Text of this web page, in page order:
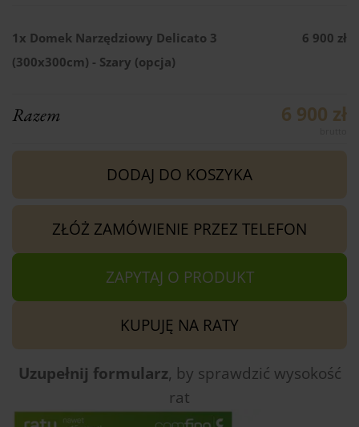
1x Domek Narzędziowy Delicato 3
(300x300cm) - Szary (opcja)
6 900 zł
Razem 6 900 zł
DODAJ DO KOSZYKA
ZŁÓŻ ZAMÓWIENIE PRZEZ TELEFON
ZAPYTAJ O PRODUKT
KUPUJĘ NA RATY
Uzupełnij formularz, by sprawdzić wysokość
rat